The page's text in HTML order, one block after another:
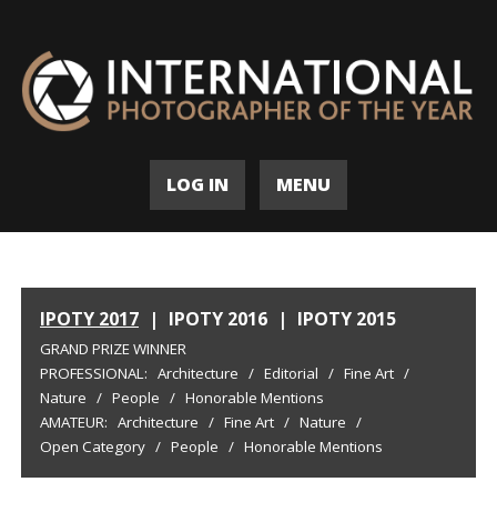
LOG IN MENU
IPOTY 2017 | IPOTY 2016 | IPOTY 2015
GRAND PRIZE WINNER
PROFESSIONAL: Architecture / Editorial / Fine Art /
Nature / People / Honorable Mentions
AMATEUR: Architecture / Fine Art / Nature /
Open Category / People / Honorable Mentions